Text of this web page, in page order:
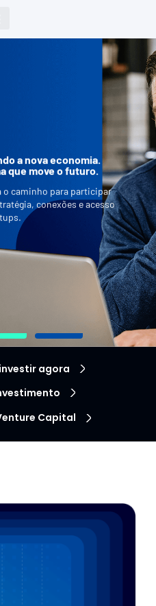
a nova economia.
que move o futuro.
o caminho para participar
conexões e acesso
agora
Capital